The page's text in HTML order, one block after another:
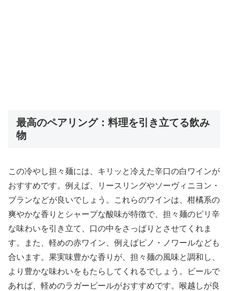
最高のペアリング：料理を引き立てる飲み
物
この冷やし担々麺には、キリッと冷えた辛口の白ワインが
おすすめです。例えば、リースリングやソーヴィニヨン・
ブランなどが良いでしょう。これらのワインは、柑橘系の
爽やかな香りとシャープな酸味が特徴で、担々麺のピリ辛
な味わいを引き立て、口の中をさっぱりとさせてくれま
す。また、軽めの赤ワイン、例えばピノ・ノワールなども
合います。果実味豊かな香りが、担々麺の風味と調和し、
より豊かな味わいをもたらしてくれるでしょう。ビールで
あれば、軽めのラガービールがおすすめです。喉越しが良